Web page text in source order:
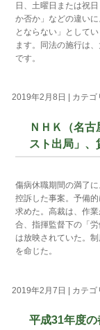
日、土曜日または祝日
か否か」などの違い
とならない」としてい
ます。同法の施行は
です。
2019年2月8日 カテ
ＮＨＫ（名
スト出局」、
傷病休職期間の満了
控訴した事案。予備
求めた。高裁は、作
合、指揮監督下の「
は放映されていた。
を命じた。
2019年2月7日 カテ
平成31年度